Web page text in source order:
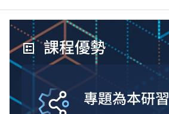
課程優勢
專題為本研習